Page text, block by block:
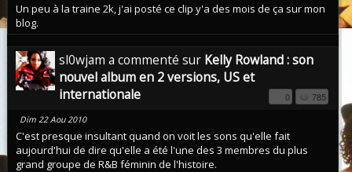
Un peu à la traine 2k, j'ai posté ce clip y'a des mois de ça sur mon
blog.
sl0wjam a commenté sur Kelly Rowland : son
nouvel album en 2 versions, US et
internationale
0 785
Dim 22 Aou 2010
C'est presque insultant quand on voit les sons qu'elle fait
aujourd'hui de dire qu'elle a été l'une des 3 membres du plus
grand groupe de R&B féminin de l'histoire.